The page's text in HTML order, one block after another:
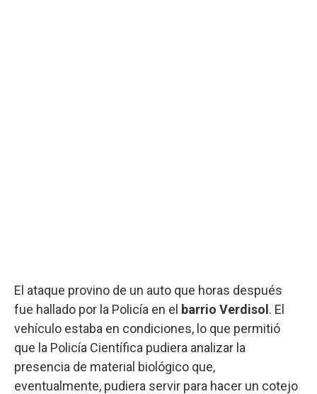
El ataque provino de un auto que horas después
fue hallado por la Policía en el barrio Verdisol . El
vehículo estaba en condiciones, lo que permitió
que la Policía Científica pudiera analizar la
presencia de material biológico que,
eventualmente, pudiera servir para hacer un cotejo